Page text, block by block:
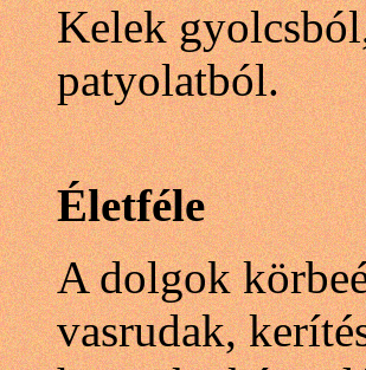
Kelek
patyolatból.
Életféle
A dolgok
vasrudak,